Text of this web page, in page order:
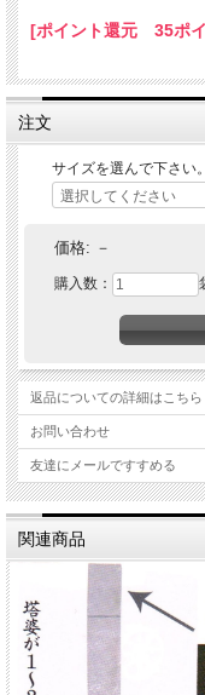
雨や汚れから塔婆を保護
寺院で常備しやすい100枚入
発送の目安：ご注文確認後、
[ポイント還元 35ポ
注文
サイズを選んで下さい
価格: －
購入数：
返品についての詳細はこちら
お問い合わせ
友達にメールですすめる
関連商品